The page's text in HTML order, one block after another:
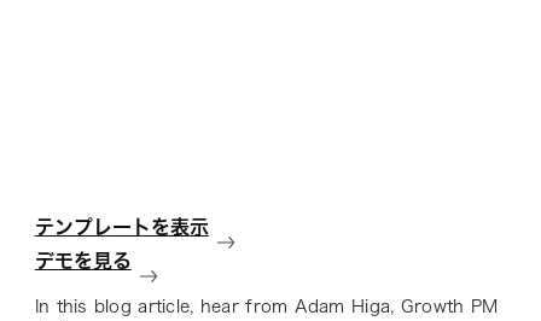
テンプレートを表示
デモを見る
In this blog article, hear from Adam Higa, Growth PM